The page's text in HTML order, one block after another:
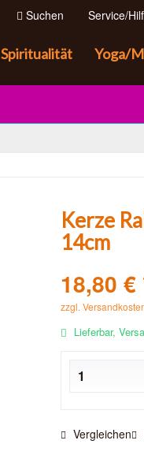
Service/
Suchen
Spiritualität Yoga/
Kerze
14cm
18,80 €
zzgl.
Lieferbar,
Vergleichen